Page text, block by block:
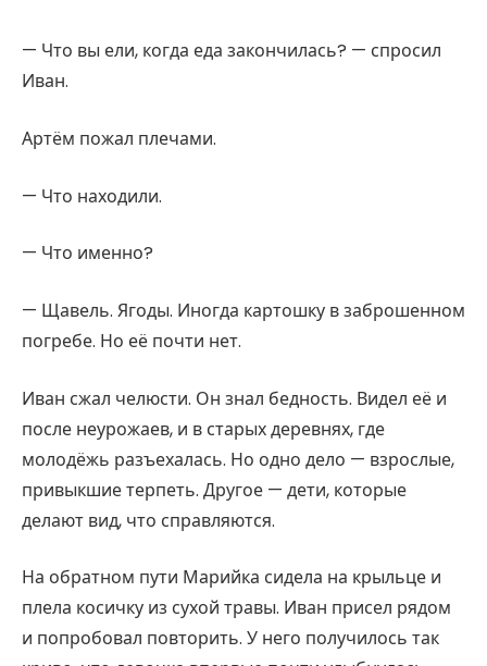
— Что вы ели, когда еда закончилась? — спросил
Иван.
Артём пожал плечами.
— Что находили.
— Что именно?
— Щавель. Ягоды. Иногда картошку в заброшенном
погребе. Но её почти нет.
Иван сжал челюсти. Он знал бедность. Видел её и
после неурожаев, и в старых деревнях, где
молодёжь разъехалась. Но одно дело — взрослые,
привыкшие терпеть. Другое — дети, которые
делают вид, что справляются.
На обратном пути Марийка сидела на крыльце и
плела косичку из сухой травы. Иван присел рядом
и попробовал повторить. У него получилось так